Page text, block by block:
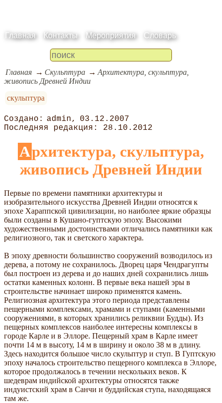
Главная Контакты Мероприятия Словарь
Главная Скульптура
Архитектура, скульптура,
живопись Древней Индии
скульптура
admin
03.12.2007
28.10.2012
Архитектура, скульптура,
живопись Древней Индии
Первые по времени памятники архитектуры и
изобразительного искусства Древней Индии относятся к
эпохе Хараппской цивилизации, но наиболее яркие образцы
были созданы в Кушано-гуптскую эпоху. Высокими
художественными достоинствами отличались памятники как
религиозного, так и светского характера.
В эпоху древности большинство сооружений возводилось из
дерева, а потому не сохранилось. Дворец царя Чендрагупты
был построен из дерева и до наших дней сохранились лишь
остатки каменных колонн. В первые века нашей эры в
строительстве начинает широко применятся камень.
Религиозная архитектура этого периода представлены
пещерными комплексами, храмами и ступами (каменными
сооружениями, в которых хранились реликвии Будды). Из
пещерных комплексов наиболее интересны комплексы в
городе Карле и в Эллоре. Пещерный храм в Карле имеет
почти 14 м в высоту, 14 м в ширину и около 38 м в длину.
Здесь находится большое число скульптур и ступ. В Гуптскую
эпоху началось строительство пещерного комплекса в Эллоре,
которое продолжалось в течении нескольких веков. К
шедеврам индийской архитектуры относятся также
индуистский храм в Санчи и буддийская ступа, находящаяся
там же.